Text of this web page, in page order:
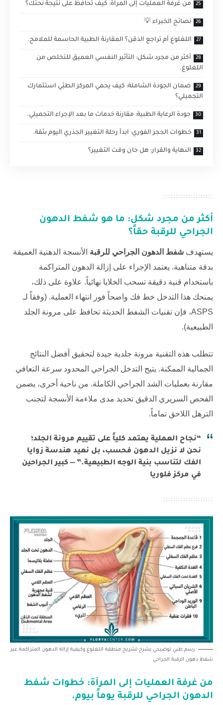
من غرفة العمليات إلى المرآة: كيف تحافظ على نتيجة نحتك؟
نصائح الخبراء 💡
اللغلوغ أم تراجع الذقن؟ المقارنة الطبية الحاسمة للملامح.
أكثر من مجرد شكل: التأثير النفسي العميق للتخلص من
اللغلوغ.
ضمان الجودة الشاملة: كيف يحمي المركز الطبّي استثمارك
التجميلي؟
جودة الرعاية الطبية: مقارنة خدمات ما بعد الإجراء التجميلي.
خطوات الحجز الفوري: ابدأ رحلة التغيير الجذري اليوم بثقة.
النهاية والقرار: هل حان وقت التغيير؟
أكثر من مجرد شكل: ما هو شفط الدهون
الجراحي للرقبة حقاً؟
يستهدف شفط الدهون الجراحي للرقبة الأنسجة الدهنية العميقة
بدقة متناهية. يعتمد الإجراء على إزالة الدهون المتراكمة
باستخدام قنية دقيقة تسحب الخلايا نهائياً. علاوة على ذلك،
يمنحك هذا التدخل خط فك واضحاً فور انتهاء العملية. (وفقاً لـ
ASPS، فإن تقنيات الشفط الحديثة تحافظ على مرونة الجلد
الطبيعية).
تتطلب هذه التقنية مرونة جلدية جيدة لتحقيق أفضل النتائج
الجمالية الممكنة. يتيح التدخل الجراحي المحدود سرعة التعافي
مقارنة بعمليات الشد الجراحي الكاملة. من ناحية أخرى، يضمن
الفحص السريري الدقيق تحديد مدى ملاءمة الأنسجة لتجنب
الترهل اللاحق تماماً.
“نجاح العملية يعتمد كلياً على تقييم مرونة الجلد؛
نحن لا نزيل الدهون فحسب، بل نعيد هندسة زوايا
الفك لتناسب بنية الوجه الطبيعية.” — كبير الجراحين
في مركز فلوريا
رسم طبي توضيحي يشرح تشريح منطقة اللغلوغ وكيفية إزالة الدهون المتراكمة عبر
شفط دهون الرقبة الجراحي
من غرفة العمليات إلى المرآة: خطوات شفط
الدهون الجراحي للرقبة يوماً بيوم.